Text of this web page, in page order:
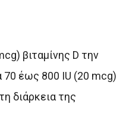
βιταμίνης D την
70 έως 800 IU (20 mcg)
διάρκεια της